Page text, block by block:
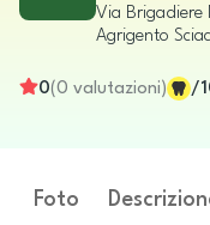
Via Brigadiere
Agrigento
0(0 valutazioni) /
Foto